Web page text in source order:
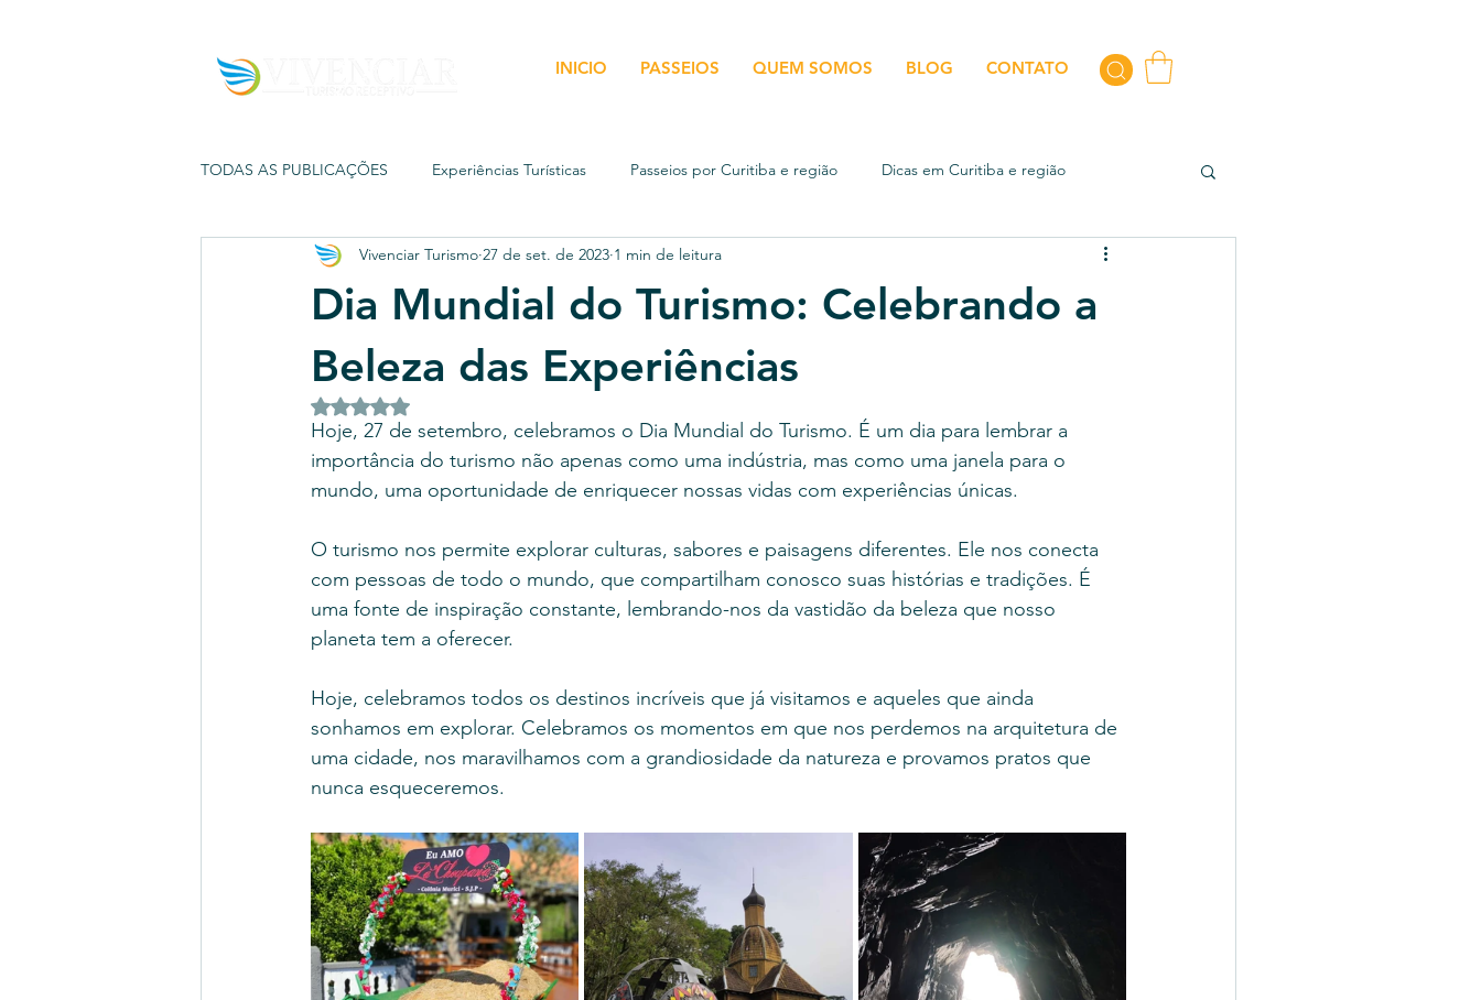
INICIO PASSEIOS QUEM SOMOS BLOG CONTATO
TODAS AS PUBLICAÇÕES Experiências Turísticas Passeios por Curitiba e região Dicas em Curitiba e região
Vivenciar Turismo Passeios exclusivos por Curitiba Passeios em Curitiba
Dia Mundial do Turismo: Celebrando a
Beleza das Experiências
Vivenciar Turismo 27 de set. de 2023 1 min de leitura
Avaliado com NaN de 5 estrelas.
Hoje, 27 de setembro, celebramos o Dia Mundial do Turismo. É um dia para lembrar a
importância do turismo não apenas como uma indústria, mas como uma janela para o
mundo, uma oportunidade de enriquecer nossas vidas com experiências únicas.
O turismo nos permite explorar culturas, sabores e paisagens diferentes. Ele nos conecta
com pessoas de todo o mundo, que compartilham conosco suas histórias e tradições. É
uma fonte de inspiração constante, lembrando-nos da vastidão da beleza que nosso
planeta tem a oferecer.
Hoje, celebramos todos os destinos incríveis que já visitamos e aqueles que ainda
sonhamos em explorar. Celebramos os momentos em que nos perdemos na arquitetura de
uma cidade, nos maravilhamos com a grandiosidade da natureza e provamos pratos que
nunca esqueceremos.